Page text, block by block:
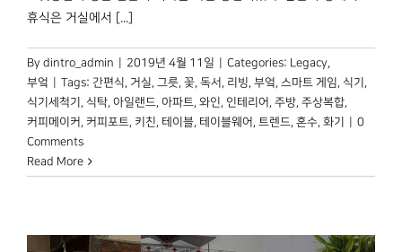
휴식은 거실에서 [...]
By dintro_admin 2019년 4월 11일 Categories: Legacy,
부엌
Tags: 간편식, 거실, 그릇, 꽃, 독서 , 리빙, 부엌, 스마트 게임, 식기 ,
식기세척기 , 식탁, 아일랜드, 아파트, 와인, 인테리어 , 주방, 주상복합,
커피메이커 , 커피포트, 키친, 테이블, 테이블웨어 , 트렌드, 혼수, 화기
0
Comments
Read More